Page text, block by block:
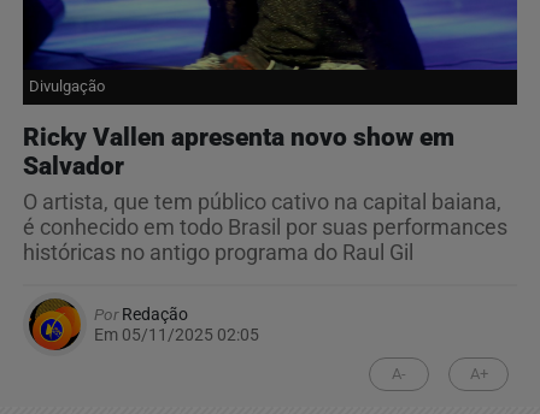
Divulgação
Ricky Vallen apresenta novo show em
Salvador
O artista, que tem público cativo na capital baiana,
é conhecido em todo Brasil por suas performances
históricas no antigo programa do Raul Gil
PorRedação
Em 05/11/2025 02:05
A- A+